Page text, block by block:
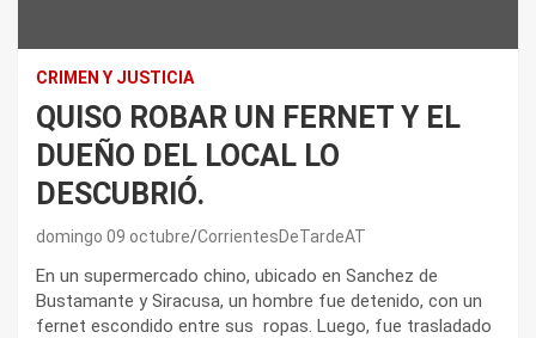
CRIMEN Y JUSTICIA
QUISO ROBAR UN FERNET Y EL
DUEÑO DEL LOCAL LO
DESCUBRIÓ.
domingo 09 octubre CorrientesDeTardeAT
En un supermercado chino, ubicado en Sanchez de
Bustamante y Siracusa, un hombre fue detenido, con un
fernet escondido entre sus ropas. Luego, fue trasladado